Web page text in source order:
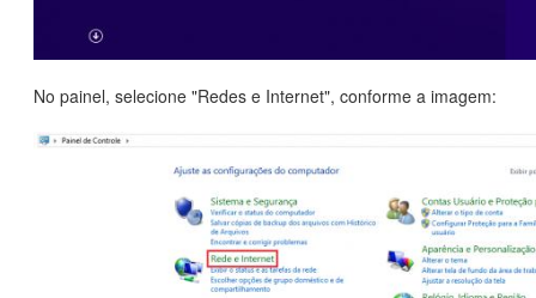
No painel, selecione "Redes e Internet", conforme a imagem: